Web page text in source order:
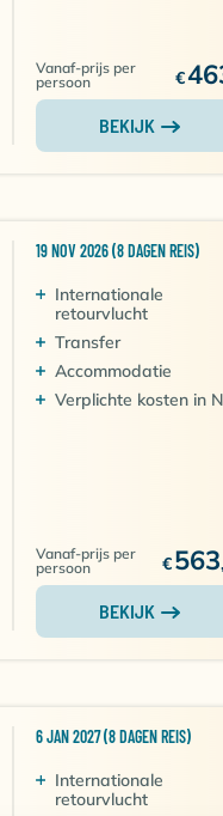
Vanaf-prijs per
persoon
€
BEKIJK
19 NOV 2026 (8 DAGEN REIS)
Internationale
retourvlucht
Transfer
Accommodatie
Verplichte kosten in
Vanaf-prijs per
persoon
€563
BEKIJK
6 JAN 2027 (8 DAGEN REIS)
Internationale
retourvlucht